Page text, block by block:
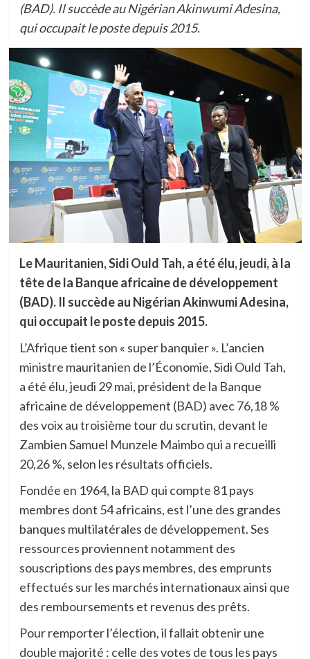
(BAD). Il succède au Nigérian Akinwumi Adesina,
qui occupait le poste depuis 2015.
Le Mauritanien, Sidi Ould Tah, a été élu, jeudi, à la
tête de la Banque africaine de développement
(BAD). Il succède au Nigérian Akinwumi Adesina,
qui occupait le poste depuis 2015.
L’Afrique tient son « super banquier ». L’ancien
ministre mauritanien de l’Économie, Sidi Ould Tah,
a été élu, jeudi 29 mai, président de la Banque
africaine de développement (BAD) avec 76,18 %
des voix au troisième tour du scrutin, devant le
Zambien Samuel Munzele Maimbo qui a recueilli
20,26 %, selon les résultats officiels.
Fondée en 1964, la BAD qui compte 81 pays
membres dont 54 africains, est l’une des grandes
banques multilatérales de développement. Ses
ressources proviennent notamment des
souscriptions des pays membres, des emprunts
effectués sur les marchés internationaux ainsi que
des remboursements et revenus des prêts.
Pour remporter l’élection, il fallait obtenir une
double majorité : celle des votes de tous les pays